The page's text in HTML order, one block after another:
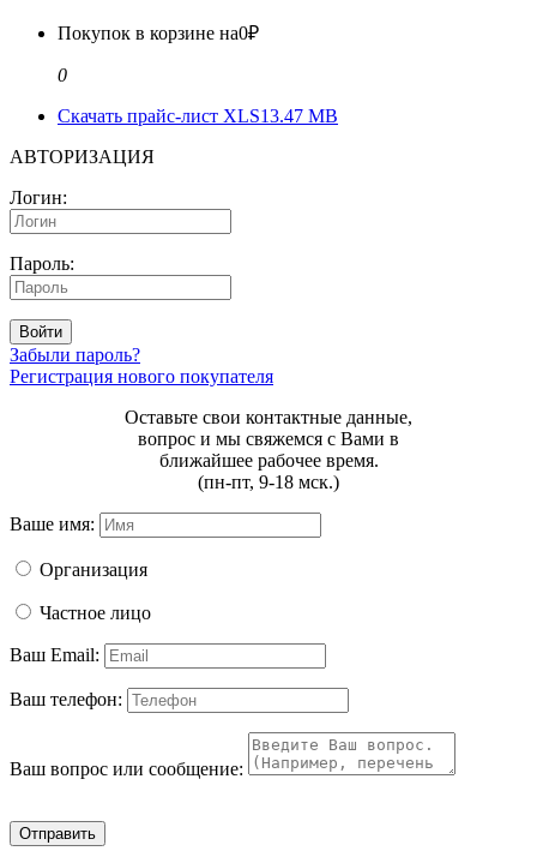
Покупок в корзине на0₽
0
Скачать прайс-лист XLS13.47 MB
АВТОРИЗАЦИЯ
Логин:
Пароль:
Войти
Забыли пароль?
Регистрация нового покупателя
Оставьте свои контактные данные,
вопрос и мы свяжемся с Вами в
ближайшее рабочее время.
(пн-пт, 9-18 мск.)
Ваше имя:
Организация
Частное лицо
Ваш Email:
Ваш телефон:
Ваш вопрос или сообщение:
Отправить